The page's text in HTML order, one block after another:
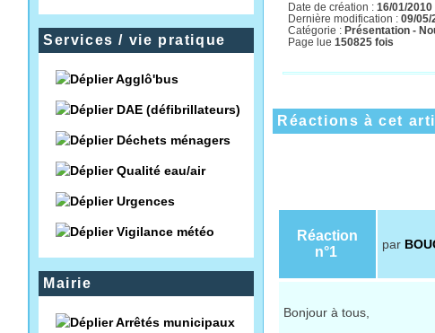
Services / vie pratique
Agglô'bus
DAE (défibrillateurs)
Déchets ménagers
Qualité eau/air
Urgences
Vigilance météo
Mairie
Arrêtés municipaux
Date de création : 16/01/2010
Dernière modification : 09/05/
Catégorie : Présentation -
Page lue 150825 fois
Réactions à cet
Réaction
n°1
par
Bonjour à tous,